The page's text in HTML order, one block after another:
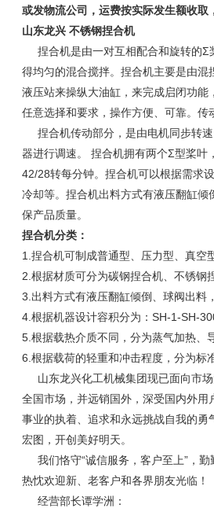
或发物流公司，运费按实际发生额收取
山东龙兴 不锈钢捏合机
捏合机是由一对互相配合和旋转的Σ
得均匀的混合搅拌。捏合机主要是由
液压站来操纵大油缸，来完成启闭功
任意选择和要求，操作方便、可靠。传
捏合机传动部分，是由电机同步转速
器进行调速。 捏合机拥有两个Σ型桨叶
42/28转每分钟。捏合机可以根据需求
冷却等。捏合机出料方式有液压翻缸
保产品质量。
捏合机分类：
1.捏合机可制成普通型、压力型、真空
2.根据材质可分为碳钢捏合机、不锈钢
3.出料方式有液压翻缸倾倒、球阀出料
4.根据机器设计容积分为：SH-1-SH-
5.根据载热介质不同，分为蒸气加热、
6.根据载荷的轻重和冲击程度，分为标
山东龙兴化工机械集团现已面向市场
全国市场，并远销国外，深受国内外
事业的执着、追求和永远挑战自我的
宏图，开创美好明天。
我们恪守“诚信服务，客户至上”，勤
热忱欢迎新、老客户和各界朋友光临！
经营部长谭学洲：